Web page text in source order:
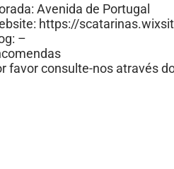
Avenida de Portugal
https://
–
favor consulte-nos através